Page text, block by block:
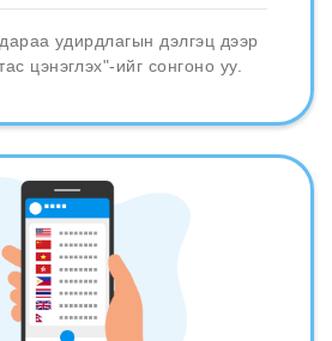
удирдлагын дэлгэц дээр
цэнэглэх"-ийг сонгоно уу.